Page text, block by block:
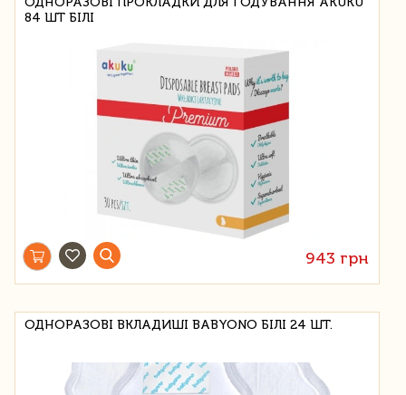
84 ШТ БІЛІ
943 грн
ОДНОРАЗОВІ ВКЛАДИШІ BABYONO БІЛІ 24 ШТ.